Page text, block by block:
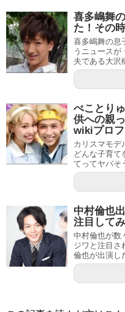
喜多嶋舞
た！その
喜多嶋舞の息
うニュースが
夫である大沢
ぺことり
供への親
wikiプロフ
カリスマモデ
どんな子育て
てってヤバそ
中村倫也
注目してみ
中村倫也が数
ジワと注目さ
倫也が出演し